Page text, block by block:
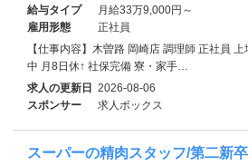
給与タイプ
月給33万9,000円～
雇用形態
正社員
【仕事内容】木曽路 岡崎店 調理師 正社員
中 月8日休↑ 社保完備 寮・家⼿…
求人の更新日 2026-08-06
スポンサー
求人ボックス
スーパーの精肉スタッフ/第二新